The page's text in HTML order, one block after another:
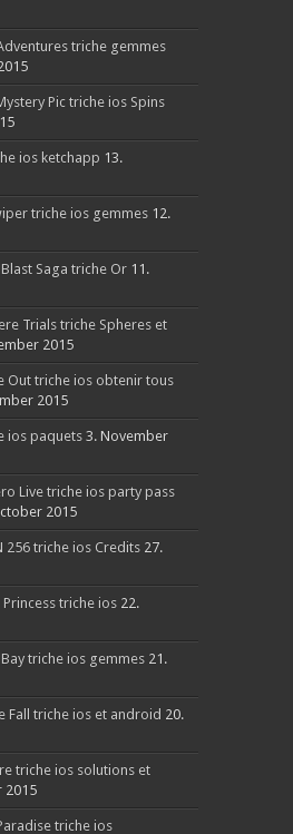
triche gemmes
Pic triche ios Spins
ios ketchapp 13.
triche ios gemmes 12.
Saga triche Or 11.
Trials triche Spheres et
2015
Out triche ios obtenir tous
2015
ios paquets 3. November
Live triche ios party pass
2015
256 triche ios Credits 27.
triche ios 22.
triche ios gemmes 21.
Fall triche ios et android 20.
triche ios solutions et
2015
triche ios